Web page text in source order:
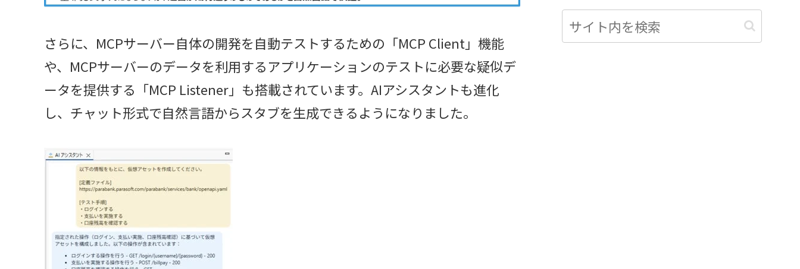
さらに、MCPサーバー自体の開発を自動テストするための「MCP Client」機能
や、MCPサーバーのデータを利用するアプリケーションのテストに必要な疑似デ
ータを提供する「MCP Listener」も搭載されています。AIアシスタントも進化
し、チャット形式で自然言語からスタブを生成できるようになりました。